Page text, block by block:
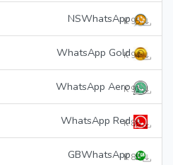
NSWhatsApp 95 K
WhatsApp Gold 94 K
WhatsApp Aero 91 K
WhatsApp Red 86 K
GBWhatsApp 85 K